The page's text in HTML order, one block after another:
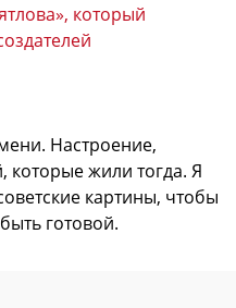
который
Настроение,
которые жили тогда. Я
картины, чтобы
готовой.